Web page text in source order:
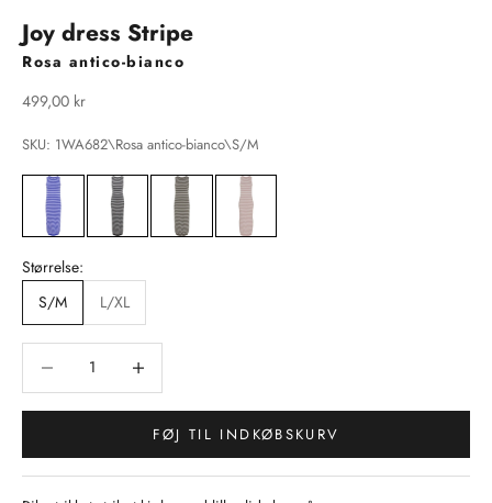
Joy dress Stripe
Rosa antico-bianco
Salgspris
499,00 kr
SKU: 1WA682\Rosa antico-bianco\S/M
Størrelse:
S/M
L/XL
FØJ TIL INDKØBSKURV